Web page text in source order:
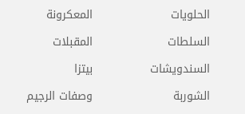
الحلويات
السلطات
السندويشات
الشوربة
المعكرونة
المقبلات
بيتزا
وصفات الرجيم